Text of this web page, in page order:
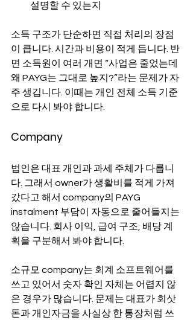
설명할 수 있는지
소득 구조가 단순하면 직접 처리의 장점
이 큽니다. 시간과 비용이 적게 듭니다. 반
면 소득원이 여러 개면 “사업은 줄었는데
왜 PAYG는 그대로 높지?”라는 문제가 자
주 생깁니다. 이때는 개인 전체 소득 기준
으로 다시 봐야 합니다.
Company
법인은 대표 개인과 과세 주체가 다릅니
다. 그래서 owner가 생활비를 적게 가져
갔다고 해서 company의 PAYG
instalment 부담이 자동으로 줄어들지는
않습니다. 회사 이익, 급여 구조, 배당 계
획을 구분해서 봐야 합니다.
소규모 company는 회계 소프트웨어를
쓰고 있어서 숫자 확인 자체는 어렵지 않
은 경우가 많습니다. 문제는 대표가 회삿
돈과 개인자금을 사실상 한 통장처럼 쓰